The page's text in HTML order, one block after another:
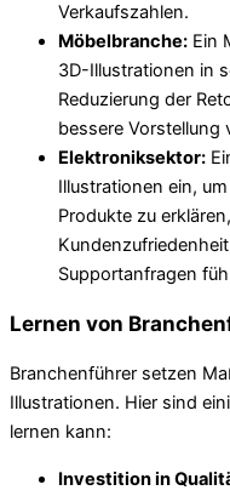
Verkaufszahlen.
Möbelbranche: Ein
3D-Illustrationen in
Reduzierung der
bessere Vorstellung
Elektroniksektor:
Illustrationen ein,
Produkte zu
Supportanfragen
Lernen von
Branchenführer setzen
Illustrationen. Hier sind
lernen kann:
Investition in